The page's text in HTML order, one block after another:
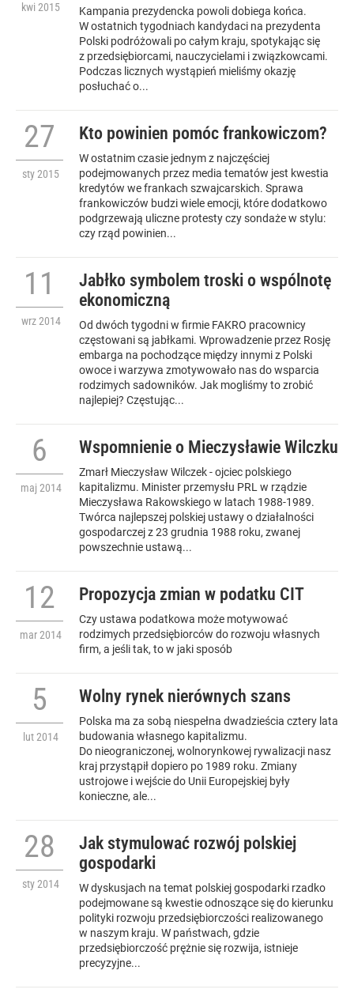
kwi 2015
Kampania prezydencka powoli dobiega końca.
W ostatnich tygodniach kandydaci na prezydenta
Polski podróżowali po całym kraju, spotykając się
z przedsiębiorcami, nauczycielami i związkowcami.
Podczas licznych wystąpień mieliśmy okazję
posłuchać o...
Kto powinien pomóc frankowiczom?
27
sty2015
W ostatnim czasie jednym z najczęściej
podejmowanych przez media tematów jest kwestia
kredytów we frankach szwajcarskich. Sprawa
frankowiczów budzi wiele emocji, które dodatkowo
podgrzewają uliczne protesty czy sondaże w stylu:
czy rząd powinien...
Jabłko symbolem troski o wspólnotę
ekonomiczną
11
wrz 2014
Od dwóch tygodni w firmie FAKRO pracownicy
częstowani są jabłkami. Wprowadzenie przez Rosję
embarga na pochodzące między innymi z Polski
owoce i warzywa zmotywowało nas do wsparcia
rodzimych sadowników. Jak mogliśmy to zrobić
najlepiej? Częstując...
Wspomnienie o Mieczysławie Wilczku
6
maj 2014
Zmarł Mieczysław Wilczek - ojciec polskiego
kapitalizmu. Minister przemysłu PRL w rządzie
Mieczysława Rakowskiego w latach 1988-1989.
Twórca najlepszej polskiej ustawy o działalności
gospodarczej z 23 grudnia 1988 roku, zwanej
powszechnie ustawą...
Propozycja zmian w podatku CIT
12
mar2014
Czy ustawa podatkowa może motywować
rodzimych przedsiębiorców do rozwoju własnych
firm, a jeśli tak, to w jaki sposób
Wolny rynek nierównych szans
5
lut2014
Polska ma za sobą niespełna dwadzieścia cztery lata
budowania własnego kapitalizmu.
Do nieograniczonej, wolnorynkowej rywalizacji nasz
kraj przystąpił dopiero po 1989 roku. Zmiany
ustrojowe i wejście do Unii Europejskiej były
konieczne, ale...
Jak stymulować rozwój polskiej
gospodarki
28
sty2014
W dyskusjach na temat polskiej gospodarki rzadko
podejmowane są kwestie odnoszące się do kierunku
polityki rozwoju przedsiębiorczości realizowanego
w naszym kraju. W państwach, gdzie
przedsiębiorczość prężnie się rozwija, istnieje
precyzyjne...